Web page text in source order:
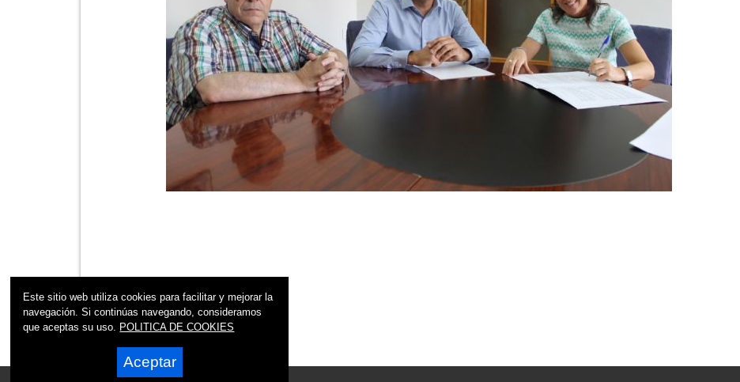
Este sitio web utiliza cookies para facilitar y mejorar la
navegación. Si continúas navegando, consideramos
que aceptas su uso. POLITICA DE COOKIES
Aceptar